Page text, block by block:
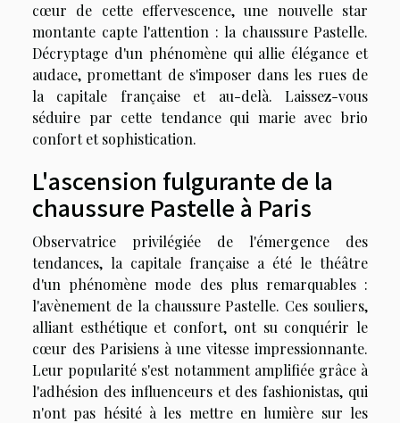
cœur de cette effervescence, une nouvelle star
montante capte l'attention : la chaussure Pastelle.
Décryptage d'un phénomène qui allie élégance et
audace, promettant de s'imposer dans les rues de
la capitale française et au-delà. Laissez-vous
séduire par cette tendance qui marie avec brio
confort et sophistication.
L'ascension fulgurante de la
chaussure Pastelle à Paris
Observatrice privilégiée de l'émergence des
tendances, la capitale française a été le théâtre
d'un phénomène mode des plus remarquables :
l'avènement de la chaussure Pastelle. Ces souliers,
alliant esthétique et confort, ont su conquérir le
cœur des Parisiens à une vitesse impressionnante.
Leur popularité s'est notamment amplifiée grâce à
l'adhésion des influenceurs et des fashionistas, qui
n'ont pas hésité à les mettre en lumière sur les